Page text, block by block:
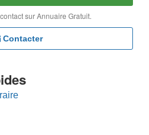
sur Annuaire Gratuit.
Contacter